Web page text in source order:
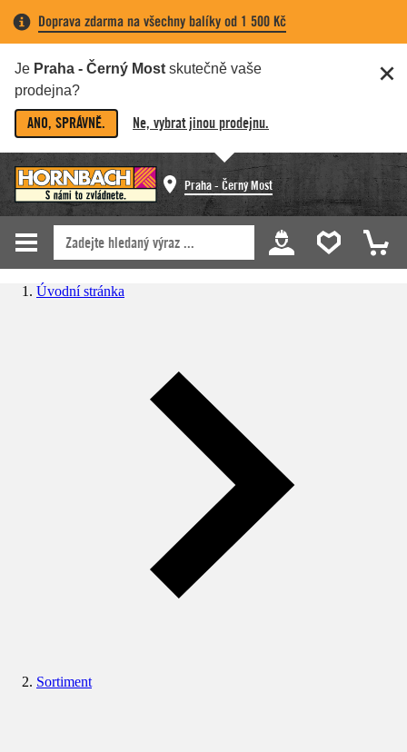
Doprava zdarma na všechny balíky od 1 500 Kč
Je Praha - Černý Most skutečně vaše
prodejna?
ANO, SPRÁVNĚ. Ne, vybrat jinou prodejnu.
Praha - Černý Most
Úvodní stránka
Sortiment